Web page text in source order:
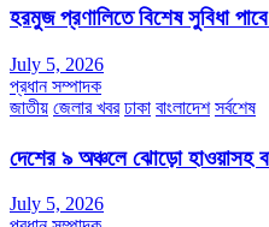
হরমুজ প্রণালিতে বিশেষ সুবিধা
July 5, 2026
প্রধান সম্পাদক
জাতীয় জেলার খবর ঢাকা বাংলাদেশ সর্বশেষ
দেশের ৯ অঞ্চলে ঝোড়ো হাওয়াসহ
July 5, 2026